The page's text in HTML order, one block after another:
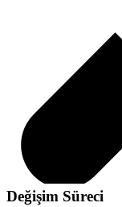
Değişim Süreci